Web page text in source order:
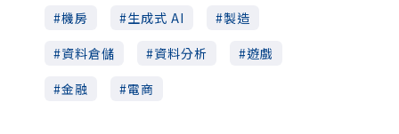
機房
生成式 AI
製造
資料倉儲
資料分析
遊戲
金融
電商